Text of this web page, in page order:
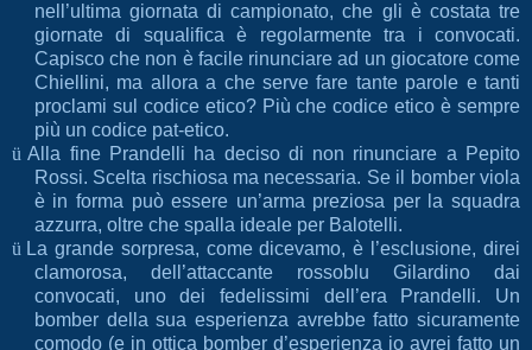
nell’ultima giornata di campionato, che gli è costata tre
giornate di squalifica è regolarmente tra i convocati.
Capisco che non è facile rinunciare ad un giocatore come
Chiellini, ma allora a che serve fare tante parole e tanti
proclami sul codice etico? Più che codice etico è sempre
più un codice pat-etico.
ü Alla fine Prandelli ha deciso di non rinunciare a Pepito
Rossi. Scelta rischiosa ma necessaria. Se il bomber viola
è in forma può essere un’arma preziosa per la squadra
azzurra, oltre che spalla ideale per Balotelli.
ü La grande sorpresa, come dicevamo, è l’esclusione, direi
clamorosa, dell’attaccante rossoblu Gilardino dai
convocati, uno dei fedelissimi dell’era Prandelli. Un
bomber della sua esperienza avrebbe fatto sicuramente
comodo (e in ottica bomber d’esperienza io avrei fatto un